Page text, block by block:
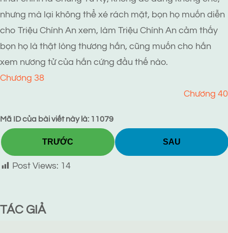
nhưng mà lại không thể xé rách mặt, bọn họ muốn diễn
cho Triệu Chính An xem, làm Triệu Chính An cảm thấy
bọn họ là thật lòng thương hắn, cũng muốn cho hắn
xem nương tử của hắn cứng đầu thế nào.
Chương 38
Chương 40
Mã ID của bài viết này là: 11079
TRƯỚC SAU
Post Views: 14
TÁC GIẢ